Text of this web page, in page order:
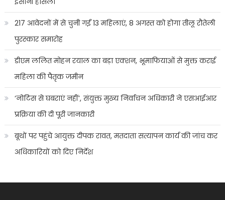
217 आवेदनों में से चुनी गईं 13 महिलाएं, 8 अगस्त को होगा तीलू रौतेली
पुरस्कार समारोह
डीएम ललित मोहन रयाल का बड़ा एक्शन, भूमाफियाओं से मुक्त कराई
महिला की पैतृक जमीन
‘नोटिस से घबराएं नहीं’, संयुक्त मुख्य निर्वाचन अधिकारी ने एसआईआर
प्रक्रिया की दी पूरी जानकारी
बूथों पर पहुंचे आयुक्त दीपक रावत, मतदाता सत्यापन कार्य की जांच कर
अधिकारियों को दिए निर्देश